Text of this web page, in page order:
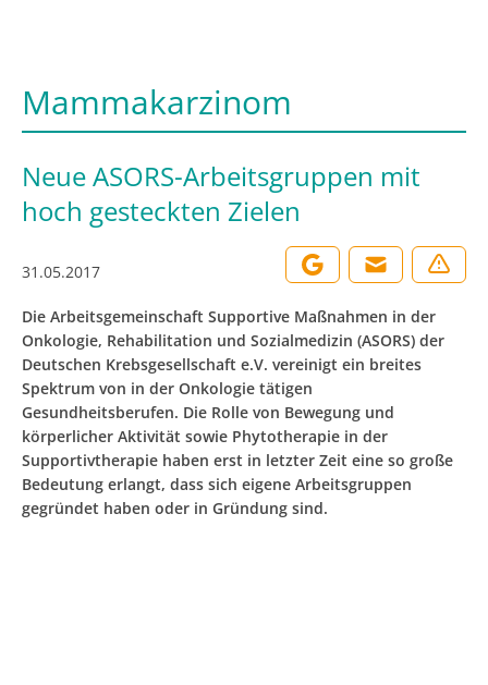
Mammakarzinom
Neue ASORS-Arbeitsgruppen mit
hoch gesteckten Zielen
31.05.2017
Die Arbeitsgemeinschaft Supportive Maßnahmen in der
Onkologie, Rehabilitation und Sozialmedizin (ASORS) der
Deutschen Krebsgesellschaft e.V. vereinigt ein breites
Spektrum von in der Onkologie tätigen
Gesundheitsberufen. Die Rolle von Bewegung und
körperlicher Aktivität sowie Phytotherapie in der
Supportivtherapie haben erst in letzter Zeit eine so große
Bedeutung erlangt, dass sich eigene Arbeitsgruppen
gegründet haben oder in Gründung sind.